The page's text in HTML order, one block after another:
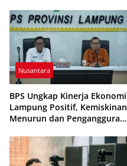
Nusantara
BPS Ungkap Kinerja Ekonomi
Lampung Positif, Kemiskinan
Menurun dan Pengangguran